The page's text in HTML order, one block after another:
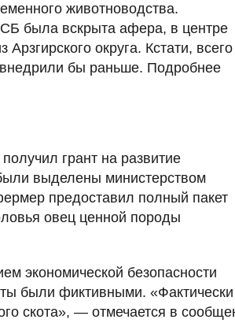
животноводства.
была вскрыта афера, в центре
округа. Кстати, всего
бы раньше. Подробнее
грант на развитие
выделены министерством
предоставил полный пакет
овец ценной породы
экономической безопасности
были фиктивными.
скота», — отмечается в